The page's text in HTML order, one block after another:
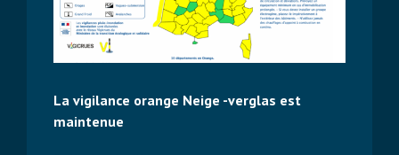
La vigilance orange Neige -verglas est
maintenue